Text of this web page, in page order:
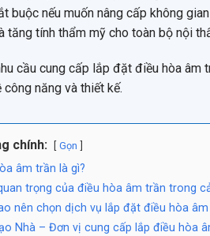
buộc nếu muốn nâng cấp không
tăng tính thẩm mỹ cho toàn bộ nội
cầu cung cấp lắp đặt điều hòa
công năng và thiết kế.
chính: Gọn
âm trần là gì?
quan trọng của điều hòa âm trần trong
nên chọn dịch vụ lắp đặt điều hòa
Nhà – Đơn vị cung cấp lắp điều hòa